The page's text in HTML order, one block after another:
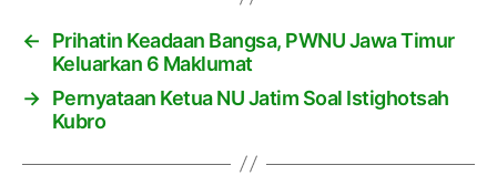
←
Prihatin Keadaan Bangsa, PWNU Jawa Timur
Keluarkan 6 Maklumat
→ Pernyataan Ketua NU Jatim Soal Istighotsah
Kubro